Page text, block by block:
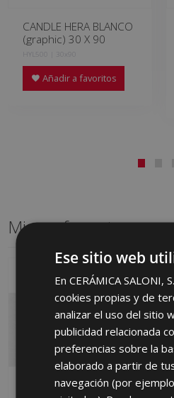
CANDLE HERA BLANCO
(graphic) 30 X 90
HYL500 | 30x90
Añadir a favoritos
Mismo formato
Ese sitio web
En CERÁMICA SALONI,
cookies propias y de
analizar el uso del sitio
publicidad relacionada
preferencias sobre la
elaborado a partir de
navegación (por